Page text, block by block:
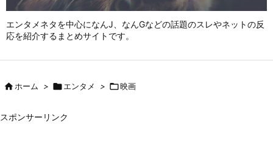
エンタメネタを中心になんJ、なんGなどの話題のスレやネットの反
応を紹介するまとめサイトです。

ホーム > エンタメ > 映画
スポンサーリンク